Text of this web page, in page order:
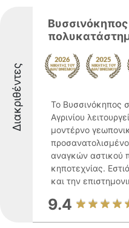
Διακριθέντες
Το Βυσσινόκηπος
Αγρινίου
μοντέρνο
αναγκών αστικού
κηποτεχνίας.
και την
9.4